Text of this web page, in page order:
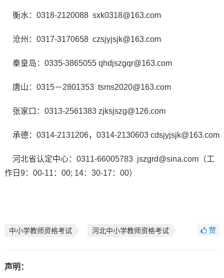
衡水：0318-2120088 sxk0318@163.com
沧州：0317-3170658 czsjyjsjk@163.com
秦皇岛：0335-3865055 qhdjszgqr@163.com
唐山：0315－2801353 tsms2020@163.com
张家口：0313-2561383 zjksjszg@126.com
承德：0314-2131206，0314-2130603 cdsjyjsjk@163.com
河北省认定中心：0311-66005783 jszgrd@sina.com（工
作日9：00-11：00; 14：30-17：00）
中小学教师资格考试 河北中小学教师资格考试 赞
声明：